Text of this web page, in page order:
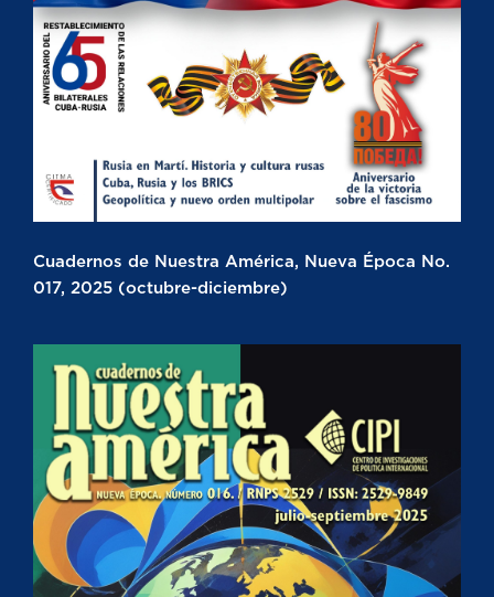
Cuadernos de Nuestra América, Nueva Época No.
017, 2025 (octubre-diciembre)